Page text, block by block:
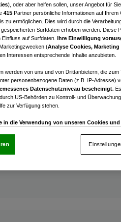
im 1. OG mit ca. 16 m²
& Photovoltaik.
3-Zimmer-Wohnung
&
), oder aber helfen sollen, unser Angebot für
415 Partner persönliche Informationen auf Ihrem
zu ermöglichen. Dies wird durch die
Surfdaten erhoben werden. Diese
auf Surfdaten. Ihre Einwilligung
(Analyse Cookies, Marketing
Interessen entsprechende Inhalte anzubieten.
werden von uns und von Drittanbietern, die zum
personenbezogene Daten (z.B. IP-Adresse)
Datenschutzniveau bescheinigt.
US-Behörden zu Kontroll- und
zur Verfügung stehen.
die Verwendung von unseren Cookies und
um Folgendes bereitzustellen: